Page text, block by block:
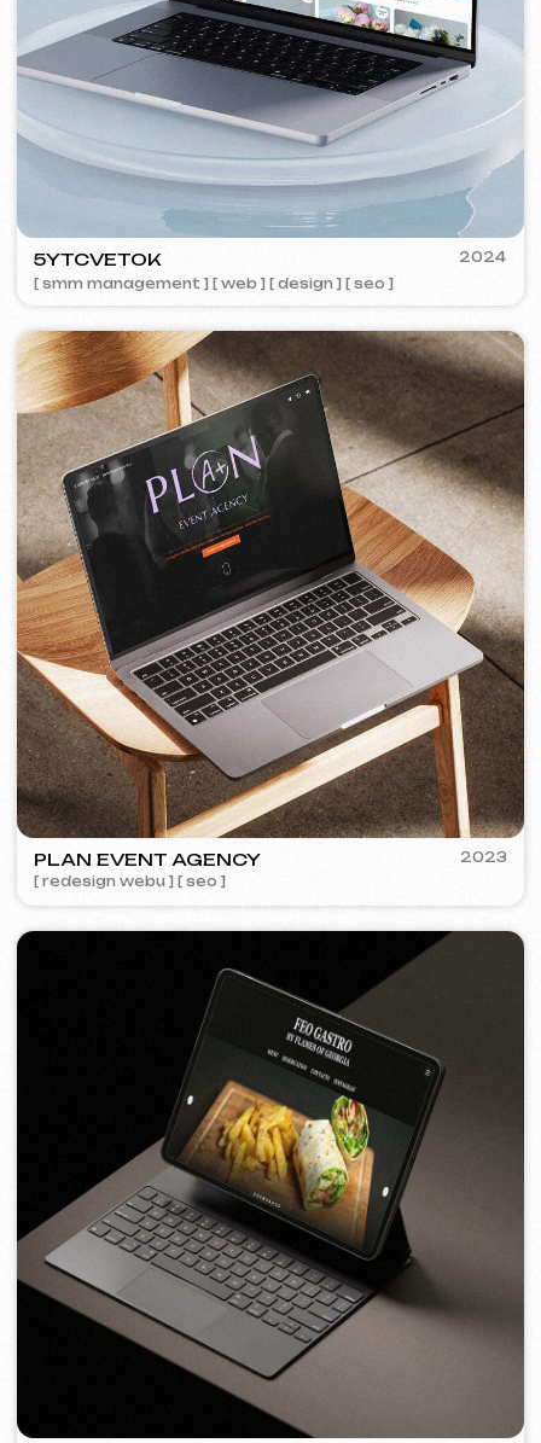
PORTOFINO
[ logo ] [ web ] [ seo ] [ jídelní lístek ]
2023
TOP TRAVEL COMPANY
[ logo ] [ web ] [ seo ] [ design ]
[ logo ] [ web ] [ seo ] [ vizitky ]
FEOH COSMETIC
[ e-shop ]
2022